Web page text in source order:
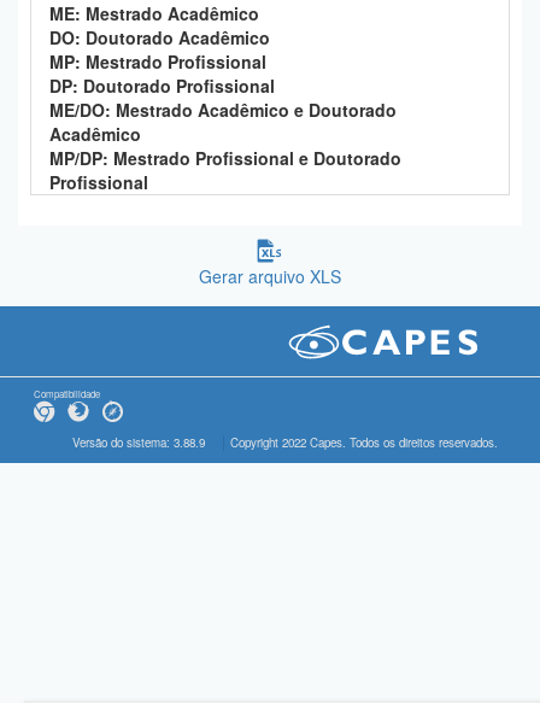
ME: Mestrado Acadêmico
DO: Doutorado Acadêmico
MP: Mestrado Profissional
DP: Doutorado Profissional
ME/DO: Mestrado Acadêmico e Doutorado
Acadêmico
MP/DP: Mestrado Profissional e Doutorado
Profissional
Gerar arquivo XLS
Compatibilidade
Versão do sistema: 3.88.9 Copyright 2022 Capes. Todos os direitos reservados.